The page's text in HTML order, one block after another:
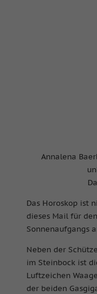
Annalena
Das Horoskop ist
dieses Mail für
Sonnenaufgangs
Neben der
im Steinbock ist
Luftzeichen
der beiden